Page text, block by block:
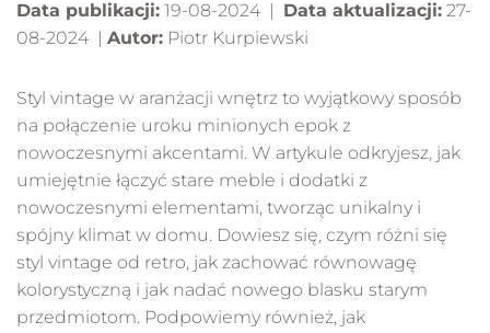
Data publikacji: 19-08-2024 | Data aktualizacji: 27-
08-2024 | Autor: Piotr Kurpiewski
Styl vintage w aranżacji wnętrz to wyjątkowy sposób
na połączenie uroku minionych epok z
nowoczesnymi akcentami. W artykule odkryjesz, jak
umiejętnie łączyć stare meble i dodatki z
nowoczesnymi elementami, tworząc unikalny i
spójny klimat w domu. Dowiesz się, czym różni się
styl vintage od retro, jak zachować równowagę
kolorystyczną i jak nadać nowego blasku starym
przedmiotom. Podpowiemy również, jak